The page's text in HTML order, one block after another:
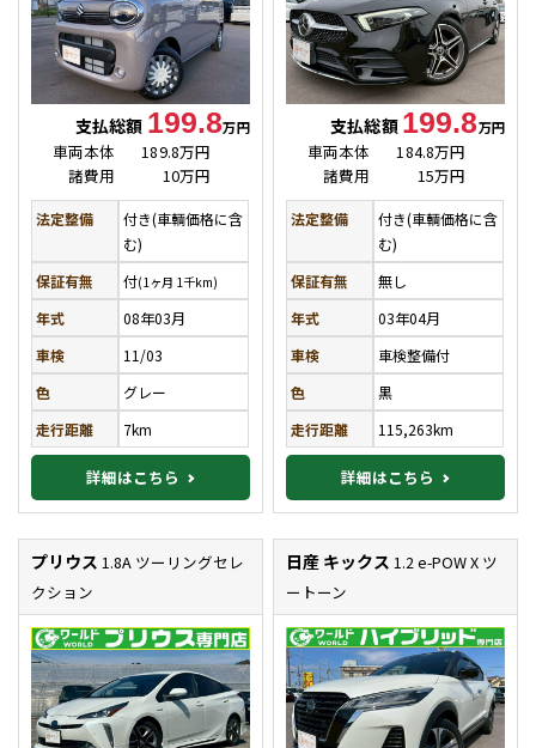
支払総額 199.8万円
車両本体
189.8万円
諸費用
10万円
法定整備
付き(車輌価格に含
む)
保証有無
付(1ヶ月 1千km)
年式
08年03月
車検
11/03
色
グレー
走行距離
7km
詳細はこちら
支払総額 199.8万円
車両本体
184.8万円
諸費用
15万円
法定整備
付き(車輌価格に含
む)
保証有無
無し
年式
03年04月
車検
車検整備付
色
黒
走行距離
115,263km
詳細はこちら
プリウス 1.8A ツーリングセレ
クション
日産 キックス 1.2 e-POW X ツ
ートーン